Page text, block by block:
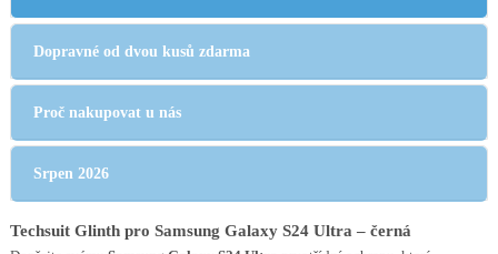
Dopravné od dvou kusů zdarma
Proč nakupovat u nás
Srpen 2026
Techsuit Glinth pro Samsung Galaxy S24 Ultra – černá